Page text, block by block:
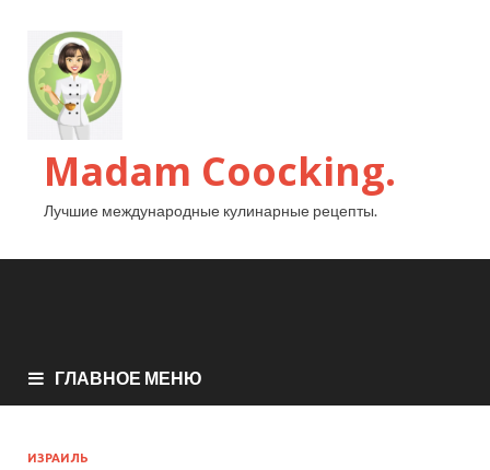
Madam Coocking.
Лучшие международные кулинарные рецепты.
ГЛАВНОЕ МЕНЮ
ИЗРАИЛЬ